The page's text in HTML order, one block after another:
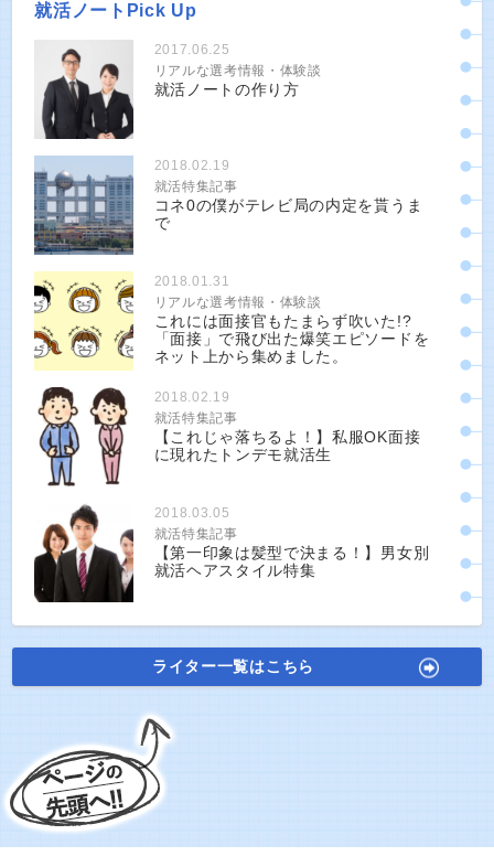
就活ノートPick Up
2017.06.25
リアルな選考情報・体験談
就活ノートの作り方
2018.02.19
就活特集記事
コネ0の僕がテレビ局の内定を貰うま
で
2018.01.31
リアルな選考情報・体験談
これには面接官もたまらず吹いた!?
「面接」で飛び出た爆笑エピソードを
ネット上から集めました。
2018.02.19
就活特集記事
【これじゃ落ちるよ！】私服OK面接
に現れたトンデモ就活生
2018.03.05
就活特集記事
【第一印象は髪型で決まる！】男女別
就活ヘアスタイル特集
ライター一覧はこちら